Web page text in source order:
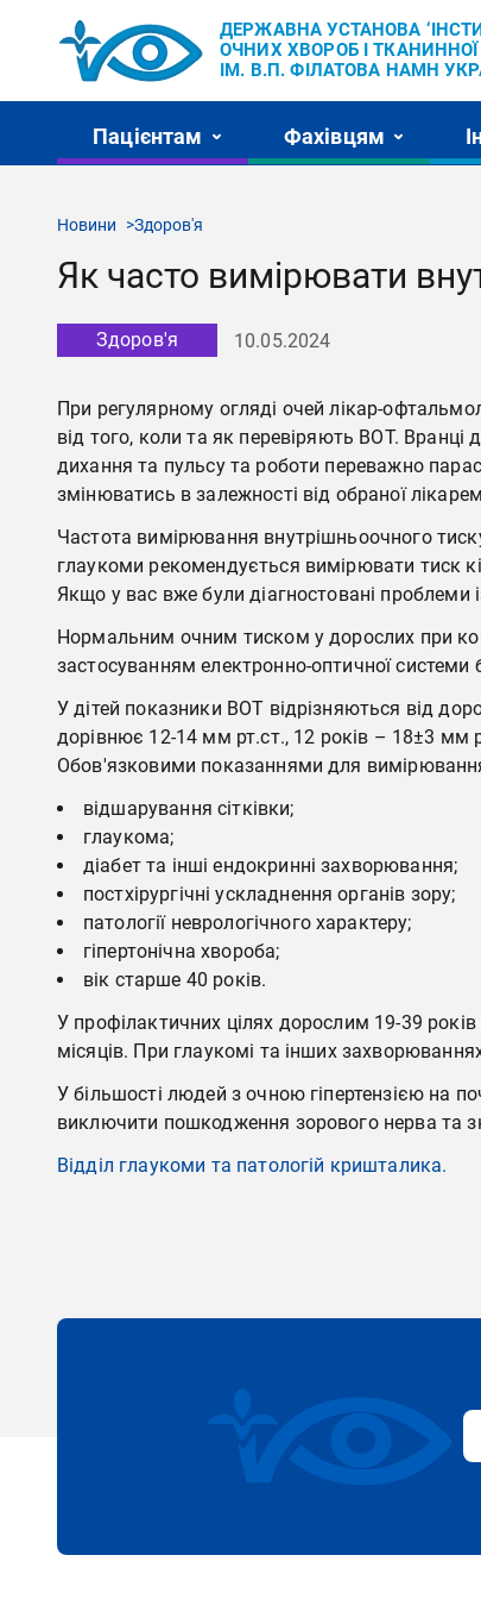
ДЕРЖАВНА УСТАНОВА
ОЧНИХ ХВОРОБ І ТКАНИННОЇ
ІМ. В.П. ФІЛАТОВА НАМН
Пацієнтам Фахівцям
Новини Здоров'я
Як часто вимірювати
Здоров'я 10.05.2024
При регулярному огляді очей лікар-
від того, коли та як перевіряють ВОТ.
дихання та пульсу та роботи переважно
змінюватись в залежності від обраної
Частота вимірювання внутрішньоочного
глаукоми рекомендується вимірювати тиск
Якщо у вас вже були діагностовані
Нормальним очним тиском у дорослих при
застосуванням електронно-оптичної
У дітей показники ВОТ відрізняються від
дорівнює 12-14 мм рт.ст., 12 років – 18±3 мм
Обов'язковими показаннями для
відшарування сітківки;
глаукома;
діабет та інші ендокринні захворювання;
постхірургічні ускладнення органів зору;
патології неврологічного характеру;
гіпертонічна хвороба;
вік старше 40 років.
У профілактичних цілях дорослим 19-39
місяців. При глаукомі та інших
У більшості людей з очною гіпертензією на
виключити пошкодження зорового нерва та
Відділ глаукоми та патологій кришталика.